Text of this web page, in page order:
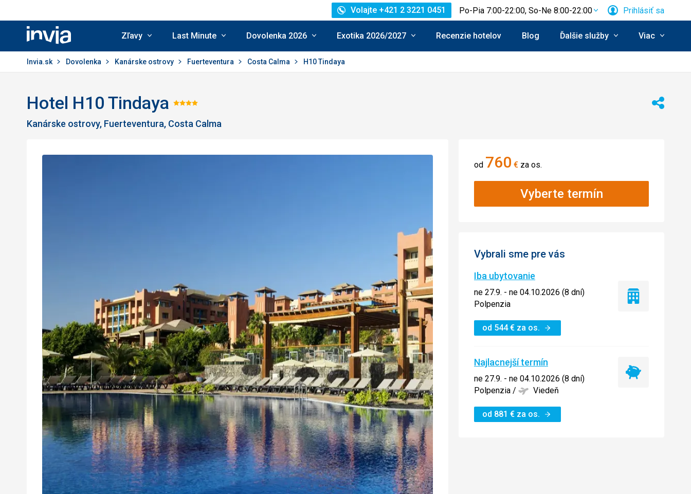
Invia.sk
Volajte +421 2 3221 0451 Po-Pia 7:00-22:00, So-Ne 8:00-22:00 Prihlásiť sa
Zľavy Last Minute Dovolenka 2026 Exotika 2026/2027 Recenzie hotelov Blog Ďalšie služby Viac
Invia.sk Dovolenka Kanárske ostrovy Fuerteventura Costa Calma H10 Tindaya
Hotel H10 Tindaya Hodnotenie:
4/5
Kanárske ostrovy, Fuerteventura, Costa Calma
Zdieľať
od 760 € za os.
Vyberte termín
Vybrali sme pre vás
Iba ubytovanie
ne 27.9. - ne 04.10.2026 (8 dní)
Polpenzia
od 544€ za os.
Iba
Najlacnejší termín
ne 27.9. - ne 04.10.2026 (8 dní)
Polpenzia / Viedeň
od 881 € za os.
Najlacnejší